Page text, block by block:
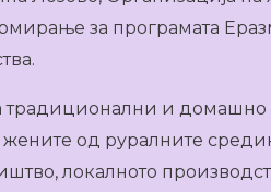
за програмата
традиционални и
од руралните
локалното